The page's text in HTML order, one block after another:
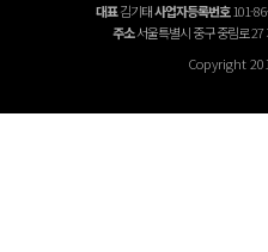
대표김기태사업자등록번호101-
주소서울특별시 중구 중림로 27
Copyright